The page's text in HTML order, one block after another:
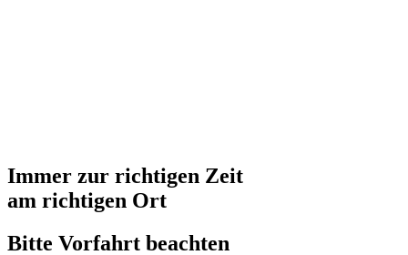
Immer zur richtigen Zeit
am richtigen Ort
Bitte Vorfahrt beachten